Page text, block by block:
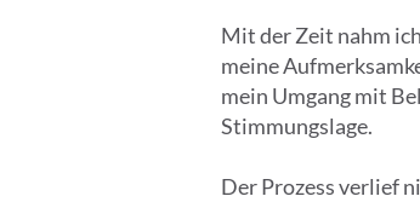
Mit der Zeit nahm
meine
mein Umgang mit
Stimmungslage.
Der Prozess verlief